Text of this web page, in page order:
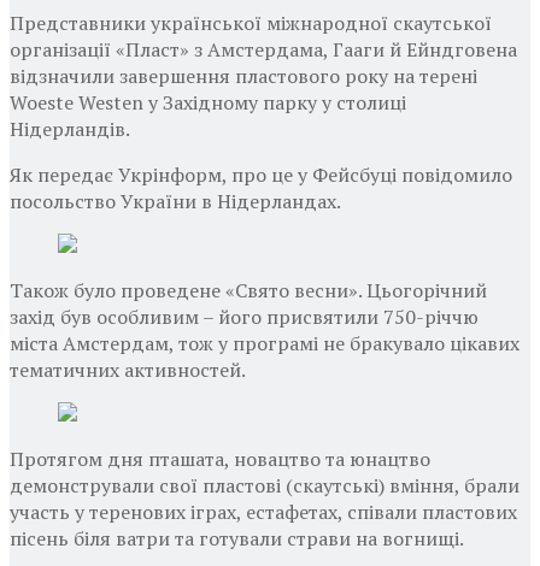
Представники української міжнародної скаутської
організації «Пласт» з Амстердама, Гааги й Ейндговена
відзначили завершення пластового року на терені
Woeste Westen у Західному парку у столиці
Нідерландів.
Як передає Укрінформ, про це у Фейсбуці повідомило
посольство України в Нідерландах.
Також було проведене «Свято весни». Цьогорічний
захід був особливим – його присвятили 750-річчю
міста Амстердам, тож у програмі не бракувало цікавих
тематичних активностей.
Протягом дня пташата, новацтво та юнацтво
демонстрували свої пластові (скаутські) вміння, брали
участь у теренових іграх, естафетах, співали пластових
пісень біля ватри та готували страви на вогнищі.